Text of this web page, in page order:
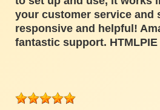
your customer service and
responsive and helpful!
fantastic support.